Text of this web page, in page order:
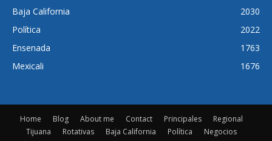
Baja California
2030
Política
2022
Ensenada
1763
Mexicali
1676
Home Blog About me Contact Principales
Regional
Tijuana
Rotativas Baja California Política
Negocios